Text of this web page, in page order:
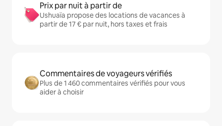
Prix par nuit à partir de
Ushuaïa propose des locations de vacances à
partir de 17 € par nuit, hors taxes et frais
Commentaires de voyageurs vérifiés
Plus de 1 460 commentaires vérifiés pour vous
aider à choisir